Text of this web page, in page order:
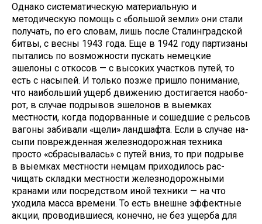
Однако систематическую матери­альную и
методическую помощь с «большой земли» они стали
получать, по его словам, лишь после Сталинград­ской
битвы, с весны 1943 года. Еще в 1942 году партизаны
пытались по воз­можности пускать немецкие
эшелоны с откосов — с высоких участков пу­тей, то
есть с насыпей. И только позже пришло понимание,
что наибольший ущерб движению достигается наобо­
рот, в случае подрывов эшелонов в вы­емках
местности, когда подорванные и сошедшие с рельсов
вагоны забивали «щели» ландшафта. Если в случае на­
сыпи поврежденная железнодорож­ная техника
просто «сбрасывалась» с путей вниз, то при подрыве
в выемках местности немцам приходилось рас­
чищать складки местности железно­дорожными
кранами или посредством иной техники — на что
уходила масса времени. То есть внешне эффектные
акции, проводившиеся, конечно, не без ущерба для